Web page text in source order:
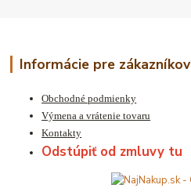
Informácie pre zákazníkov
Obchodné podmienky
Výmena a vrátenie tovaru
Kontakty
Odstúpiť od zmluvy tu